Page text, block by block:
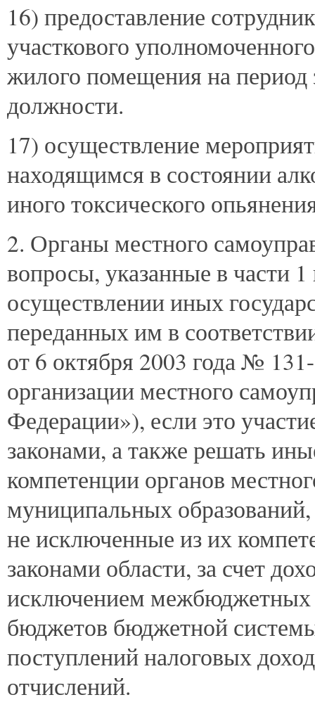
16) предоставление
участкового
жилого помещения на период
должности.
17) осуществление
находящимся в состоянии
иного токсического
2. Органы местного
вопросы, указанные в части 1
осуществлении иных
переданных им в
от 6 октября 2003 года №
организации местного
Федерации»), если это
законами, а также решать
компетенции органов
муниципальных образований,
не исключенные из их
законами области, за счет
исключением межбюджетных
бюджетов бюджетной
поступлений налоговых
отчислений.